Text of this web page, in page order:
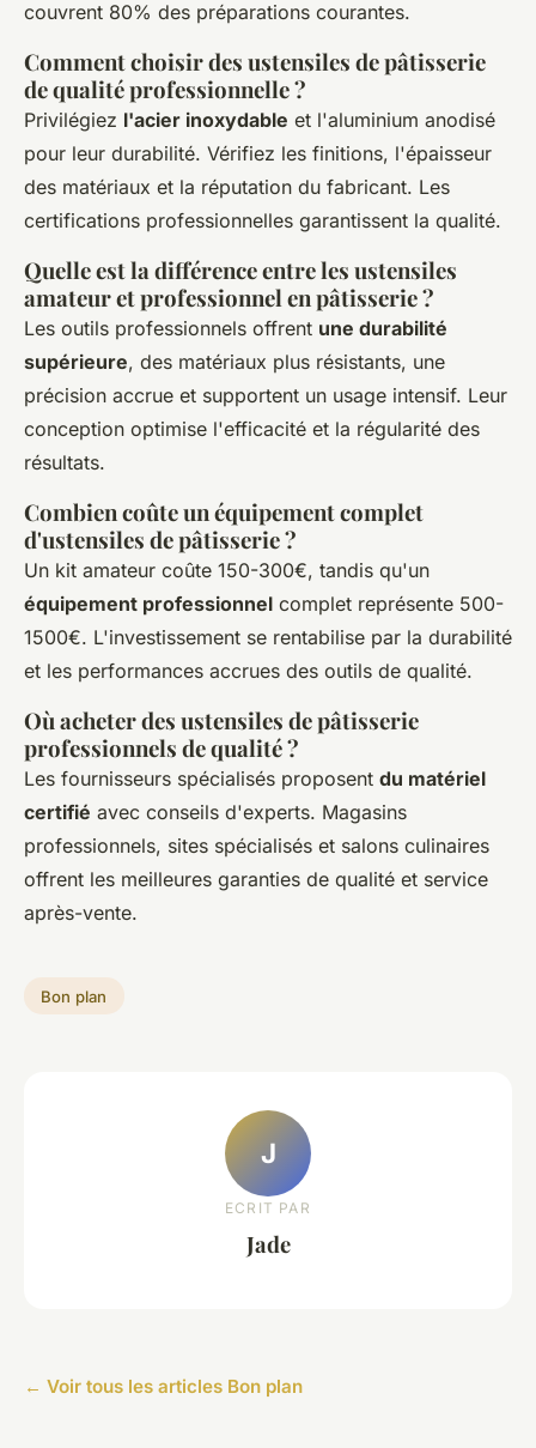
couvrent 80% des préparations courantes.
Comment choisir des ustensiles de pâtisserie
de qualité professionnelle ?
Privilégiez l'acier inoxydable et l'aluminium anodisé
pour leur durabilité. Vérifiez les finitions, l'épaisseur
des matériaux et la réputation du fabricant. Les
certifications professionnelles garantissent la qualité.
Quelle est la différence entre les ustensiles
amateur et professionnel en pâtisserie ?
Les outils professionnels offrent une durabilité
supérieure, des matériaux plus résistants, une
précision accrue et supportent un usage intensif. Leur
conception optimise l'efficacité et la régularité des
résultats.
Combien coûte un équipement complet
d'ustensiles de pâtisserie ?
Un kit amateur coûte 150-300€, tandis qu'un
équipement professionnel complet représente 500-
1500€. L'investissement se rentabilise par la durabilité
et les performances accrues des outils de qualité.
Où acheter des ustensiles de pâtisserie
professionnels de qualité ?
Les fournisseurs spécialisés proposent du matériel
certifié avec conseils d'experts. Magasins
professionnels, sites spécialisés et salons culinaires
offrent les meilleures garanties de qualité et service
après-vente.
Bon plan
J
ECRIT PAR
Jade
← Voir tous les articles Bon plan